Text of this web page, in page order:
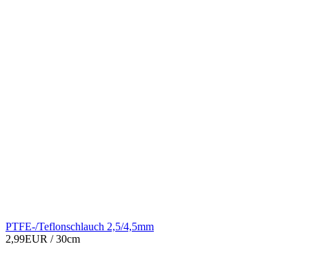
PTFE-/Teflonschlauch 2,5/4,5mm
2,99EUR / 30cm